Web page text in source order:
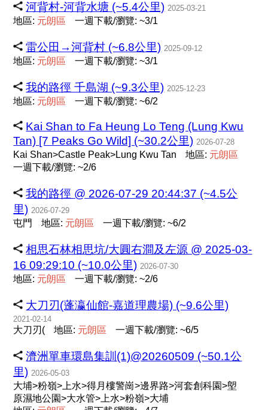
河背村-河背水塘 (~5.4公里) 2025-03-21
地區: 元朗 區 一週下載/瀏覽: ~3/1
雷公田→河背村 (~6.8公里) 2025-09-12
地區: 元朗 區 一週下載/瀏覽: ~3/1
我的路徑 千島湖 (~9.3公里) 2025-12-23
地區: 元朗 區 一週下載/瀏覽: ~6/2
Kai Shan to Fa Heung Lo Teng (Lung Kwu
Tan) [7 Peaks Go Wild] (~30.2公里) 2026-07-28
Kai Shan>Castle Peak>Lung Kwu Tan 地區: 元朗 區
一週下載/瀏覽: ~2/6
我的路徑 @ 2026-07-29 20:44:37 (~4.5公
里) 2026-07-29
屯門 地區: 元朗 區 一週下載/瀏覽: ~6/2
相思石林相思坑/大圓右澗及左源 @ 2025-03-
16 09:29:10 (~10.0公里) 2026-07-30
地區: 元朗 區 一週下載/瀏覽: ~2/6
大刀刃(蓬瀛仙館-嘉道理農場) (~9.6公里)
2021-02-14
大刀刃( 地區: 元朗 區 一週下載/瀏覽: ~6/5
濟洲單車環島集訓(1)@20260509 (~50.1公
里) 2026-05-03
大埔>粉嶺>上水>得月樓警崗>邊界路>河套創科園>塱
原濕地公園>大水管>上水>粉嶺>大埔